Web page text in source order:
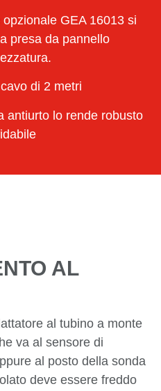
GEA 16013 si
presa da pannello
di 2 metri
antiurto lo rende robusto
AL
al tubino a monte
va al sensore di
al posto della sonda
deve essere freddo